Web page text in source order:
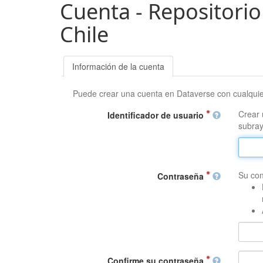
Cuenta -
Chile
Información de la cuenta
Puede crear una cuenta en Dataverse con
Identificador de usuario
Crear
Contraseña
Su
Confirme su contraseña